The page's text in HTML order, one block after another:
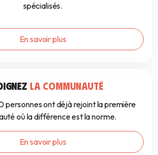
spécialisés.
En savoir plus
LA COMMUNAUTÉ
personnes ont déjà rejoint la première
où la différence est la norme.
En savoir plus